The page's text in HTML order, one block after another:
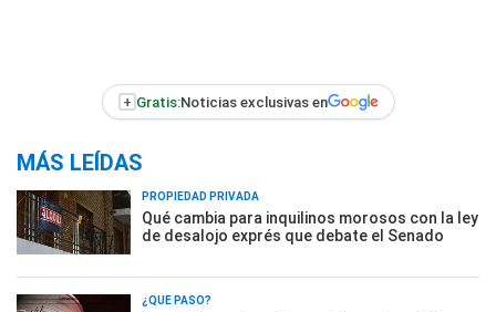
+ Gratis:Noticias exclusivas en
MÁS LEÍDAS
PROPIEDAD PRIVADA
Qué cambia para inquilinos morosos con la ley
de desalojo exprés que debate el Senado
¿QUÉ PASÓ?